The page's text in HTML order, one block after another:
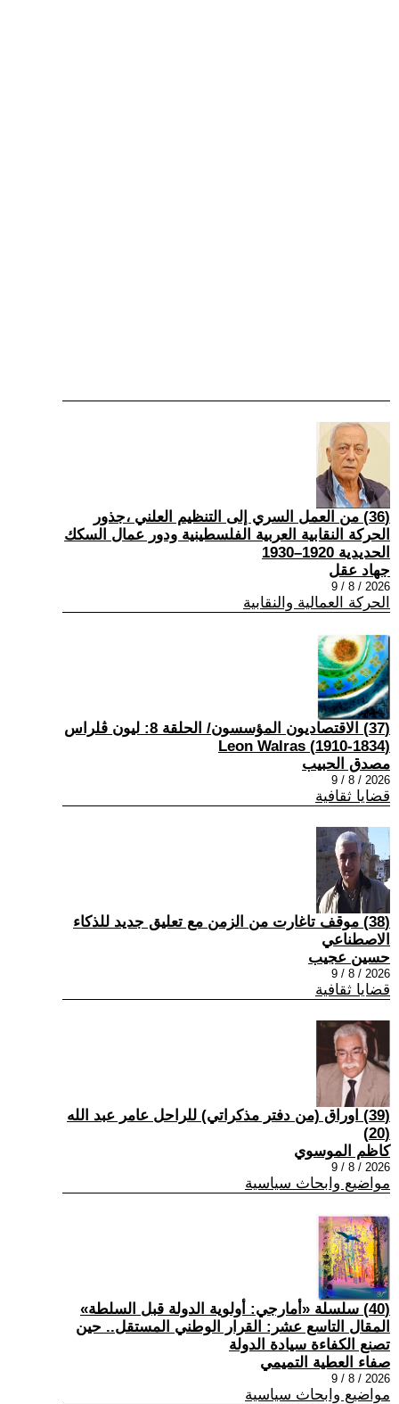
(36) من العمل السري إلى التنظيم العلني ،جذور
الحركة النقابية العربية الفلسطينية ودور عمال السكك
الحديدية 1920–1930
جهاد عقل
2026 / 8 / 9
الحركة العمالية والنقابية
(37) الاقتصاديون المؤسسون/ الحلقة 8: ليون ڤلراس
(1834-1910) Leon Walras
مصدق الحبيب
2026 / 8 / 9
قضايا ثقافية
(38) موقف تاغارت من الزمن مع تعليق جديد للذكاء
الاصطناعي
حسين عجيب
2026 / 8 / 9
قضايا ثقافية
(39) اوراق (من دفتر مذكراتي) للراحل عامر عبد الله
(20)
كاظم الموسوي
2026 / 8 / 9
مواضيع وابحاث سياسية
(40) سلسلة «أمارجي: أولوية الدولة قبل السلطة»
المقال التاسع عشر: القرار الوطني المستقل.. حين
تصنع الكفاءة سيادة الدولة
صفاء العطية التميمي
2026 / 8 / 9
مواضيع وابحاث سياسية